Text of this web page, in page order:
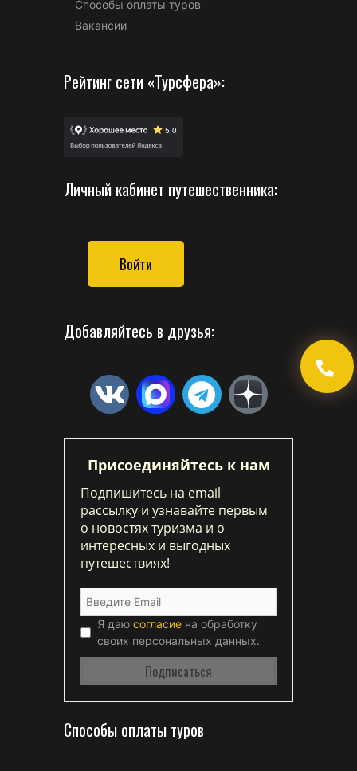
Способы оплаты туров
Вакансии
Рейтинг сети «Турсфера»:
Личный кабинет путешественника:
Войти
Добавляйтесь в друзья:
Присоединяйтесь к нам
Подпишитесь на email
рассылку и узнавайте первым
о новостях туризма и о
интересных и выгодных
путешествиях!
Я даю согласие на обработку
своих персональных данных.
Способы оплаты туров